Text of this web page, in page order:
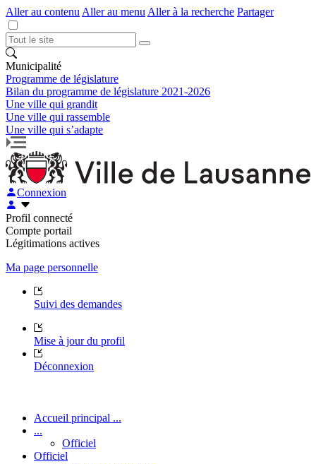
Aller au contenu Aller au menu Aller à la recherche Partager
Municipalité
Programme de législature
Bilan du programme de législature 2021-2026
Une ville qui grandit
Une ville qui rassemble
Une ville qui s’adapte
Connexion
Profil connecté
Compte portail
Légitimations actives
Ma page personnelle
Suivi des demandes
Mise à jour du profil
Déconnexion
Accueil principal ...
...
Officiel
Officiel